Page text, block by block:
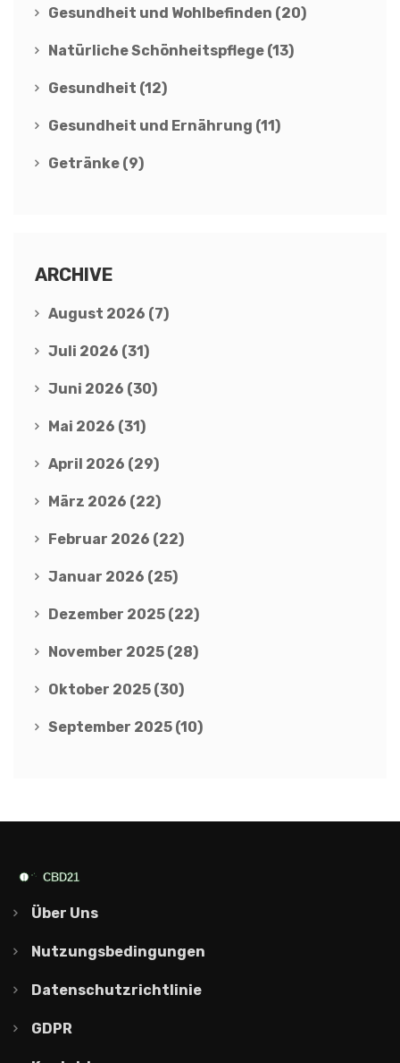
Gesundheit und Wohlbefinden (20)
Natürliche Schönheitspflege (13)
Gesundheit (12)
Gesundheit und Ernährung (11)
Getränke (9)
ARCHIVE
August 2026 (7)
Juli 2026 (31)
Juni 2026 (30)
Mai 2026 (31)
April 2026 (29)
März 2026 (22)
Februar 2026 (22)
Januar 2026 (25)
Dezember 2025 (22)
November 2025 (28)
Oktober 2025 (30)
September 2025 (10)
Über Uns
Nutzungsbedingungen
Datenschutzrichtlinie
GDPR